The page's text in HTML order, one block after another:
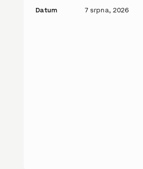
Datum 7 srpna, 2026